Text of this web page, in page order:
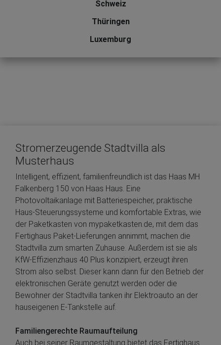
Schweiz
Thüringen
Luxemburg
Stromerzeugende Stadtvilla als
Musterhaus
Intelligent, effizient, familienfreundlich ist das Haas MH
Falkenberg 150 von Haas Haus. Eine
Photovoltaikanlage mit Batteriespeicher, praktische
Haus-Steuerungssysteme und komfortable Extras, wie
der Paketkasten von mypaketkasten.de, mit dem das
Fertighaus Paket-Lieferungen annimmt, machen die
Stadtvilla zum smarten Zuhause. Außerdem ist sie als
KfW-Effizienzhaus 40 Plus konzipiert, erzeugt ihren
Strom also selbst. Dieser kann dann für den Betrieb der
elektronischen Geräte genutzt werden oder die
Bewohner der Stadtvilla tanken ihr Elektroauto an der
hauseigenen E-Tankstelle auf.
Familiengerechte Raumaufteilung
Auch bei seiner Raumgestaltung bietet das Fertighaus